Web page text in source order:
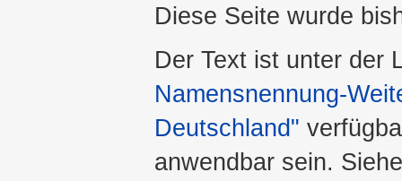
Diese Seite wurde
Der Text ist unter der
Namensnennung-
Deutschland"
anwendbar sein.